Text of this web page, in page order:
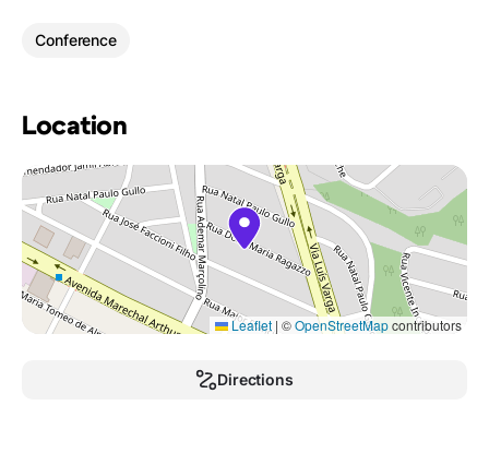
Conference
Location
Leaflet | ©OpenStreetMapcontributors
Directions